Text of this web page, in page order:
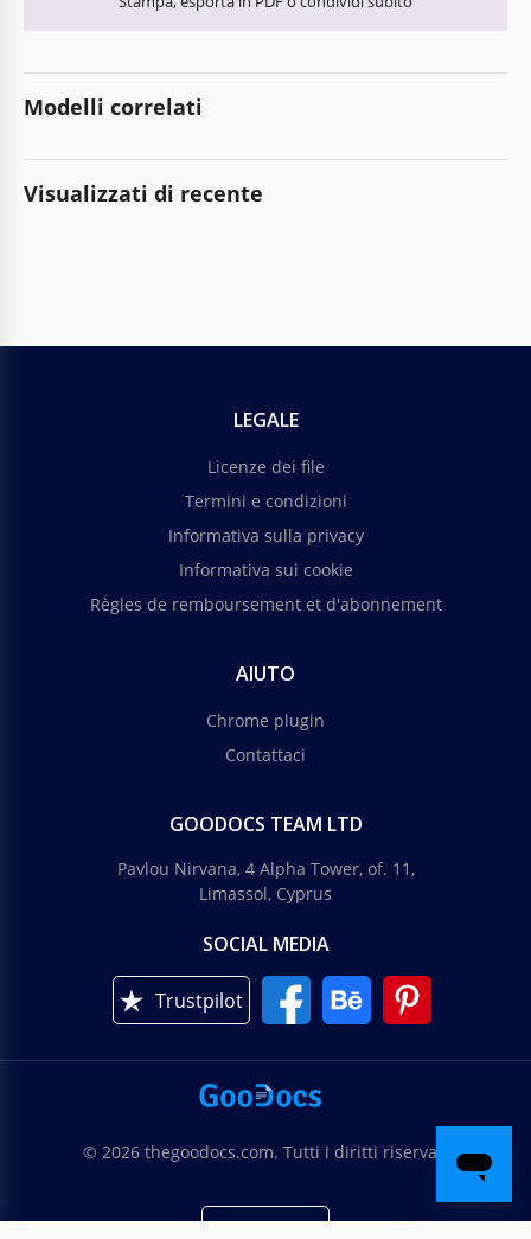
Modelli correlati
Visualizzati di recente
LEGALE
Licenze dei file
Termini e condizioni
Informativa sulla privacy
Informativa sui cookie
Règles de remboursement et d'abonnement
AIUTO
Chrome plugin
Contattaci
GOODOCS TEAM LTD
Pavlou Nirvana, 4 Alpha Tower, of. 11,
Limassol, Cyprus
SOCIAL MEDIA
Trustpilot
© 2026 thegoodocs.com. Tutti i diritti riservati
Italiano